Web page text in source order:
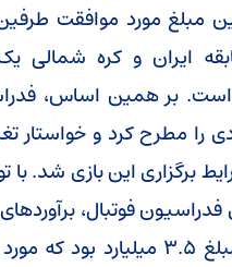
مبلغ مورد موافقت
ایران و کره شمالی
است. بر همین اساس،
را مطرح کرد و خواستار
برگزاری این بازی شد. با
فوتبال،
شده روی مبلغ ۳.۵ میلیارد بود که